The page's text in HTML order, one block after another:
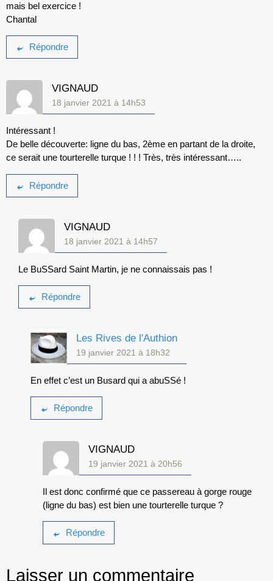
mais bel exercice !
Chantal
Répondre
VIGNAUD
18 janvier 2021 à 14h53
Intéressant !
De belle découverte: ligne du bas, 2ème en partant de la droite,
ce serait une tourterelle turque ! ! ! Très, très intéressant…..
Répondre
VIGNAUD
18 janvier 2021 à 14h57
Le BuSSard Saint Martin, je ne connaissais pas !
Répondre
Les Rives de l'Authion
19 janvier 2021 à 18h32
En effet c’est un Busard qui a abuSSé !
Répondre
VIGNAUD
19 janvier 2021 à 20h56
Il est donc confirmé que ce passereau à gorge rouge
(ligne du bas) est bien une tourterelle turque ?
Répondre
Laisser un commentaire